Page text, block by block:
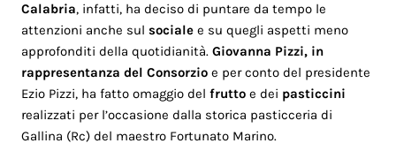
Calabria, infatti, ha deciso di puntare da tempo le
attenzioni anche sulsociale e su quegli aspetti meno
approfonditi della quotidianità.Giovanna Pizzi, in
rappresentanza del Consorzio e per conto del presidente
Ezio Pizzi, ha fatto omaggio delfrutto e dei pasticcini
realizzati per l’occasione dalla storica pasticceria di
Gallina (Rc) del maestro Fortunato Marino.